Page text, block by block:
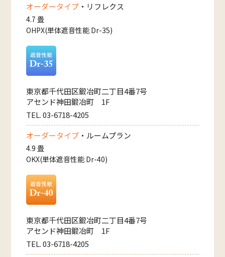
オーダータイプ ・リフレクス
4.7 畳
OHPX(単体遮音性能 Dr-35)
東京都千代田区鍛冶町二丁目4番7号
アセンド神田鍛冶町 1F
TEL. 03-6718-4205
オーダータイプ ・ルームプラン
4.9 畳
OKX(単体遮音性能 Dr-40)
東京都千代田区鍛冶町二丁目4番7号
アセンド神田鍛冶町 1F
TEL. 03-6718-4205